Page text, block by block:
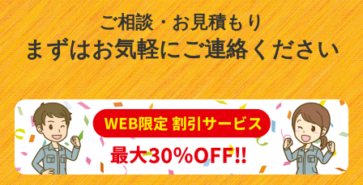
ご相談・お見積もり
まずはお気軽にご連絡ください